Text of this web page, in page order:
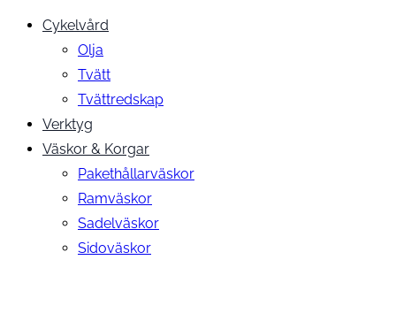
Cykelvård
Olja
Tvätt
Tvättredskap
Verktyg
Väskor & Korgar
Pakethållarväskor
Ramväskor
Sadelväskor
Sidoväskor